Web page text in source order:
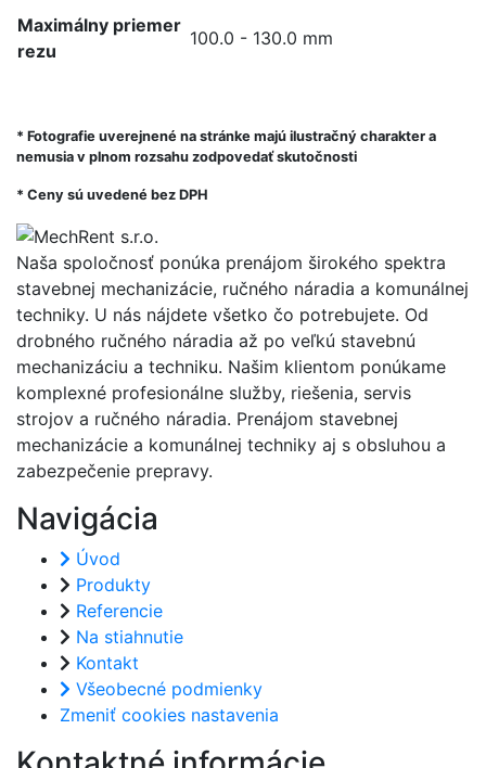
Maximálny priemer
rezu
100.0 - 130.0 mm
* Fotografie uverejnené na stránke majú ilustračný charakter a
nemusia v plnom rozsahu zodpovedať skutočnosti
* Ceny sú uvedené bez DPH
Naša spoločnosť ponúka prenájom širokého spektra
stavebnej mechanizácie, ručného náradia a komunálnej
techniky. U nás nájdete všetko čo potrebujete. Od
drobného ručného náradia až po veľkú stavebnú
mechanizáciu a techniku. Našim klientom ponúkame
komplexné profesionálne služby, riešenia, servis
strojov a ručného náradia. Prenájom stavebnej
mechanizácie a komunálnej techniky aj s obsluhou a
zabezpečenie prepravy.
Navigácia
Úvod
Produkty
Referencie
Na stiahnutie
Kontakt
Všeobecné podmienky
Zmeniť cookies nastavenia